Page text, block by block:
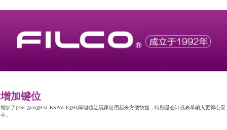
增加键位
增加了[ESC][tab][BACKSPACE][00]等键位让玩家使用起来方便快捷，特别是会计或表单输入更得心应
手。